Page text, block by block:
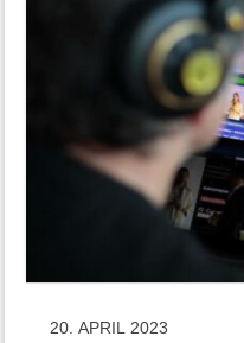
20. APRIL 2023